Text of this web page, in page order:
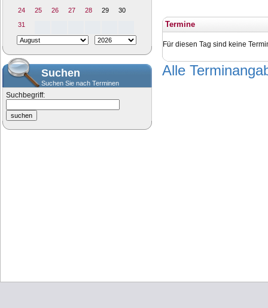
24
25 26 27 28 29
30
31
Suchen
Suchen Sie nach Terminen
Suchbegriff:
Termine
Für diesen Tag sind keine
Alle